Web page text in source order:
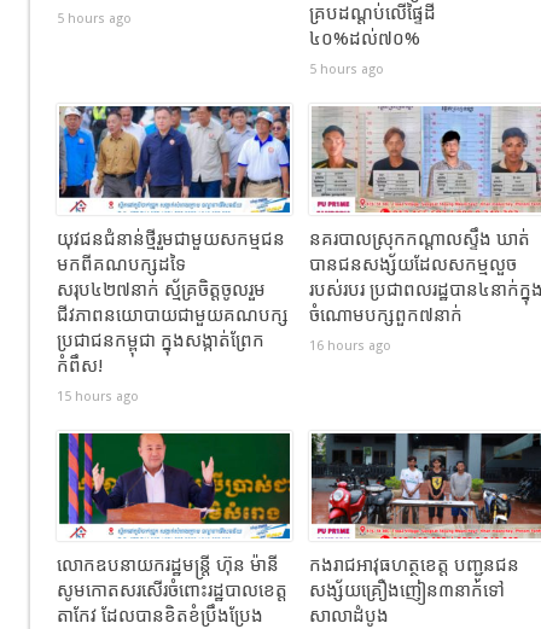
5 hours ago
គ្របដណ្តប់លើផ្ទៃដី
៤០%ដល់៧០%
5 hours ago
យុវជនជំនាន់ថ្មីរួមជាមួយសកម្មជន
មកពីគណបក្សដទៃ
សរុប៤២៧នាក់ ស្ម័គ្រចិត្តចូលរួម
ជីវភាពនយោបាយជាមួយគណបក្ស
ប្រជាជនកម្ពុជា ក្នុងសង្កាត់ព្រែក
កំពឹស!
15 hours ago
នគរបាលស្រុកកណ្ដាលស្ទឹង ឃាត់
បានជនសង្ស័យដែលសកម្មលួច
របស់របរ ប្រជាពលរដ្ឋបាន៤នាក់ក្នុ
ចំណោមបក្សពួក៧នាក់
16 hours ago
លោកឧបនាយករដ្ឋមន្ត្រី ហ៊ុន ម៉ានី
សូមកោតសរសើរចំពោះរដ្ឋបាលខេត្ត
តាកែវ ដែលបានខិតខំប្រឹងប្រែង
កងរាជឣាវុធហត្ថខេត្ត បញ្ជូនជន
សង្ស័យគ្រឿងញៀន៣នាក់ទៅ
សាលាដំបូង